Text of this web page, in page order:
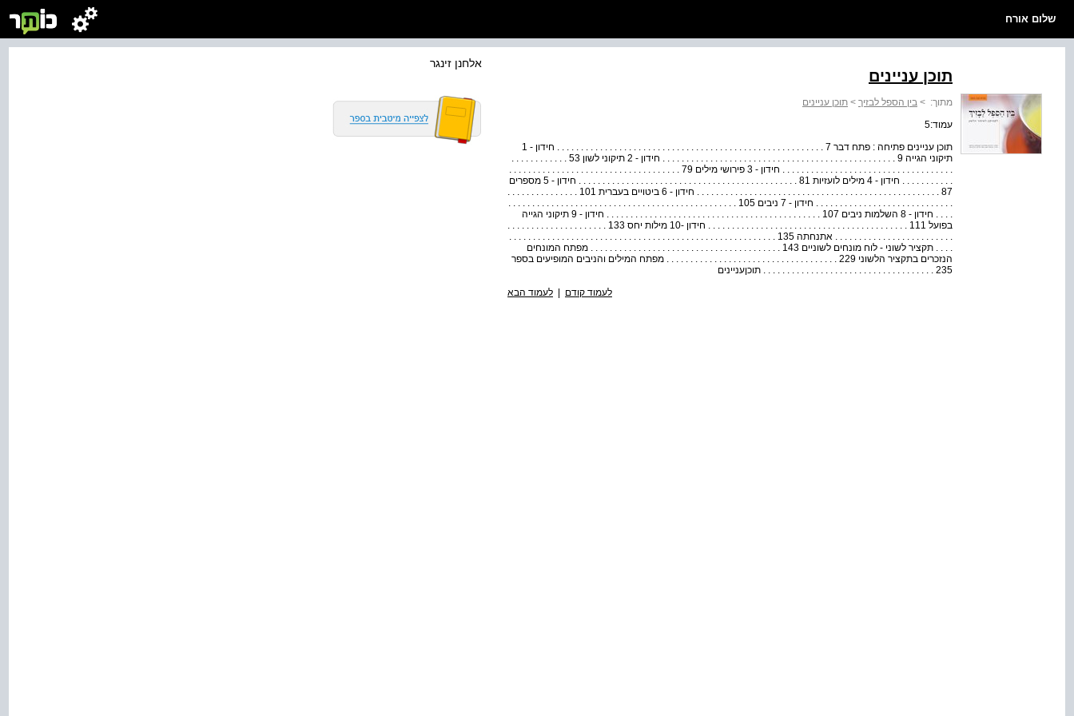
שלום אורח
תוכן עניינים
מתוך: > בין הספל לבזיך > תוכן עניינים
עמוד:5
תוכן עניינים פתיחה : פתח דבר 7 . . . . . . . . . . . . . . . . . . . . . . . . . . . . . . . . . . . . . . . . . . . . . . . . . . . . . . . . חידון - 1
. . . . . . . . . . . חידון - 4 מילים לועזיות 81 . . . . . . . . . . . . . . . . . . . . . . . . . . . . . . . . . . . . . . . . . . . . . . חידון - 5 מספרים
. . . . חידון - 8 השלמות ניבים 107 . . . . . . . . . . . . . . . . . . . . . . . . . . . . . . . . . . . . . . . . . . . . . חידון - 9 תיקוני הגייה
. . . . תקציר לשוני - לוח מונחים לשוניים 143 . . . . . . . . . . . . . . . . . . . . . . . . . . . . . . . . . . . . . . . . מפתח המונחים
הנזכרים בתקציר הלשוני 229 . . . . . . . . . . . . . . . . . . . . . . . . . . . . . . . . . . . . מפתח המילים והניבים המופיעים בספר
235 . . . . . . . . . . . . . . . . . . . . . . . . . . . . . . . . . . . . תוכןעניינים
לעמוד קודם | לעמוד הבא
אלחנן זינגר